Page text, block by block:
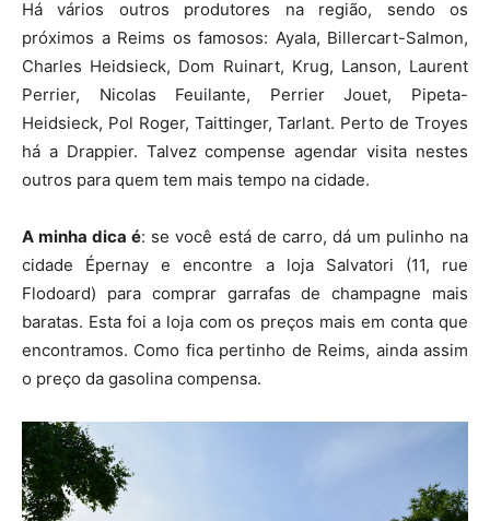
Há vários outros produtores na região, sendo os
próximos a Reims os famosos: Ayala, Billercart-Salmon,
Charles Heidsieck, Dom Ruinart, Krug, Lanson, Laurent
Perrier, Nicolas Feuilante, Perrier Jouet, Pipeta-
Heidsieck, Pol Roger, Taittinger, Tarlant. Perto de Troyes
há a Drappier. Talvez compense agendar visita nestes
outros para quem tem mais tempo na cidade.
A minha dica é: se você está de carro, dá um pulinho na
cidade Épernay e encontre a loja Salvatori (11, rue
Flodoard) para comprar garrafas de champagne mais
baratas. Esta foi a loja com os preços mais em conta que
encontramos. Como fica pertinho de Reims, ainda assim
o preço da gasolina compensa.